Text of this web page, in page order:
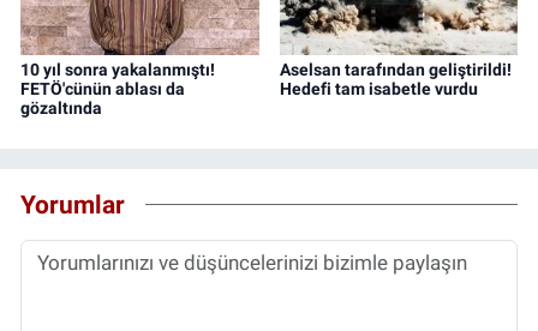
10 yıl sonra yakalanmıştı!
FETÖ'cünün ablası da
gözaltında
Aselsan tarafından geliştirildi!
Hedefi tam isabetle vurdu
Yorumlar